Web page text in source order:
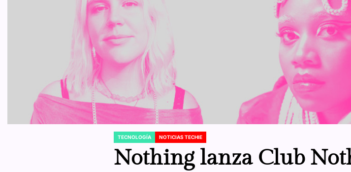
POSTED
TECNOLOGÍA NOTICIAS TECHIE
Nothing lanza Club